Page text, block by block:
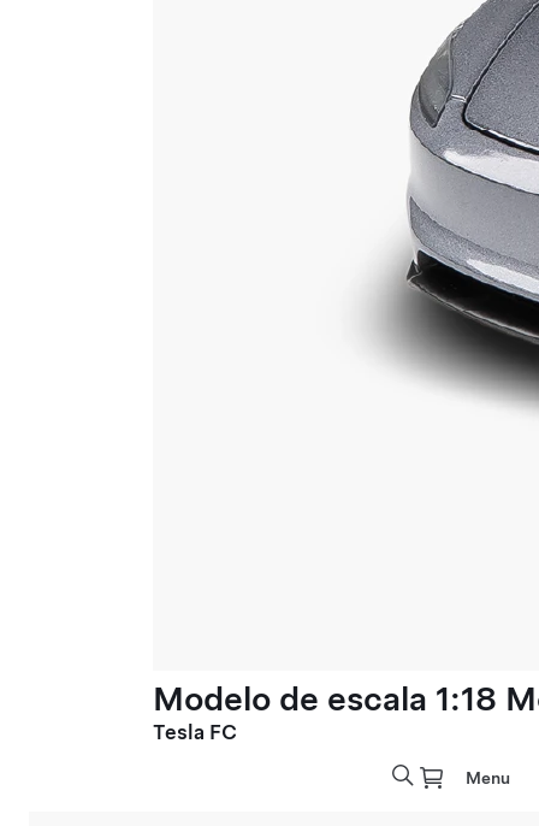
Modelo de escala 1:18
Tesla FC
Menu